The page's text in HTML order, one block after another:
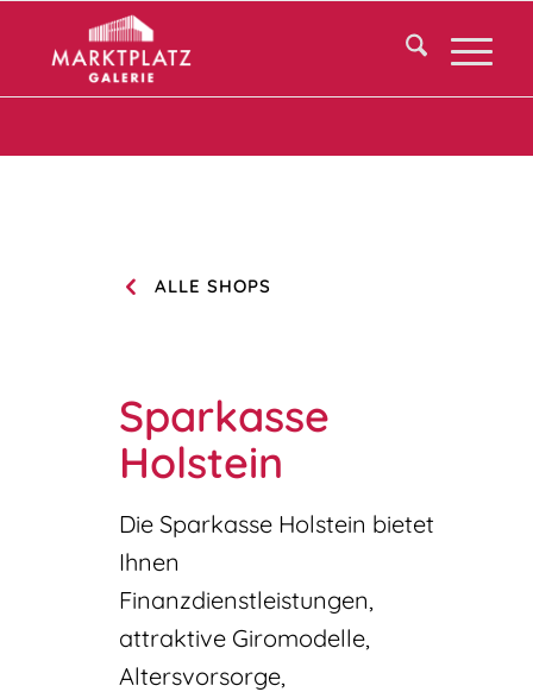
ALLE SHOPS
Sparkasse
Holstein
Die Sparkasse Holstein bietet
Ihnen
Finanzdienstleistungen,
attraktive Giromodelle,
Altersvorsorge,